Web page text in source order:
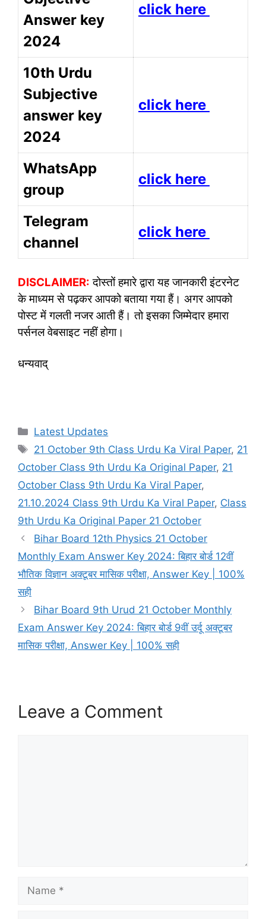
Answer key
2024
click here
10th Urdu
Subjective
answer key
2024
click here
WhatsApp
group
click here
Telegram
channel
click here
DISCLAIMER: दोस्तों हमारे द्वारा यह जानकारी इंटरनेट
के माध्यम से पढ़कर आपको बताया गया हैं। अगर आपको
पोस्ट में गलती नजर आती हैं। तो इसका जिम्मेदार हमारा
पर्सनल वेबसाइट नहीं होगा।
धन्यवाद्
Categories
Latest Updates
Tags
21 October 9th Class Urdu Ka Viral Paper, 21
October Class 9th Urdu Ka Original Paper, 21
October Class 9th Urdu Ka Viral Paper,
21.10.2024 Class 9th Urdu Ka Viral Paper, Class
9th Urdu Ka Original Paper 21 October
Bihar Board 12th Physics 21 October
Monthly Exam Answer Key 2024: बिहार बोर्ड 12वीं
भौतिक विज्ञान अक्टूबर मासिक परीक्षा, Answer Key | 100%
सही
Bihar Board 9th Urud 21 October Monthly
Exam Answer Key 2024: बिहार बोर्ड 9वीं उर्दू अक्टूबर
मासिक परीक्षा, Answer Key | 100% सही
Leave a Comment